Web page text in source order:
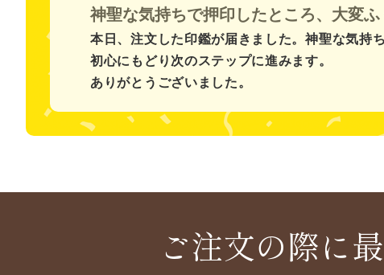
神聖な気持ちで押印したところ、大変
本日、注文した印鑑が届きました。神聖な気持
初心にもどり次のステップに進みます。
ありがとうございました。
ご注文の際に